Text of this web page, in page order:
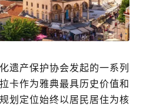
遗产保护协会发起的一系列
卡作为雅典最具历史价值和
划定位始终以居民居住为核